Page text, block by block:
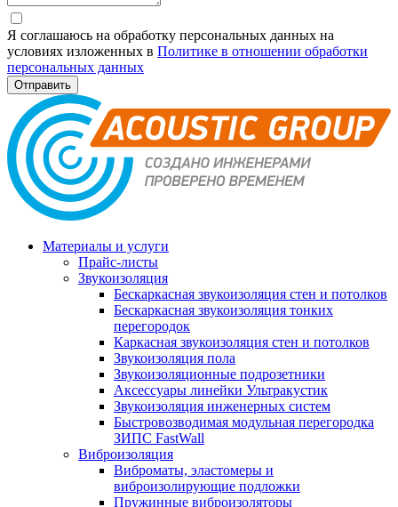
Я соглашаюсь на обработку персональных данных на
условиях изложенных в Политике в отношении обработки
персональных данных
Материалы и услуги
Прайс-листы
Звукоизоляция
Бескаркасная звукоизоляция стен и потолков
Бескаркасная звукоизоляция тонких
перегородок
Каркасная звукоизоляция стен и потолков
Звукоизоляция пола
Звукоизоляционные подрозетники
Аксессуары линейки Ультракустик
Звукоизоляция инженерных систем
Быстровозводимая модульная перегородка
ЗИПС FastWall
Виброизоляция
Виброматы, эластомеры и
виброизолирующие подложки
Пружинные виброизоляторы